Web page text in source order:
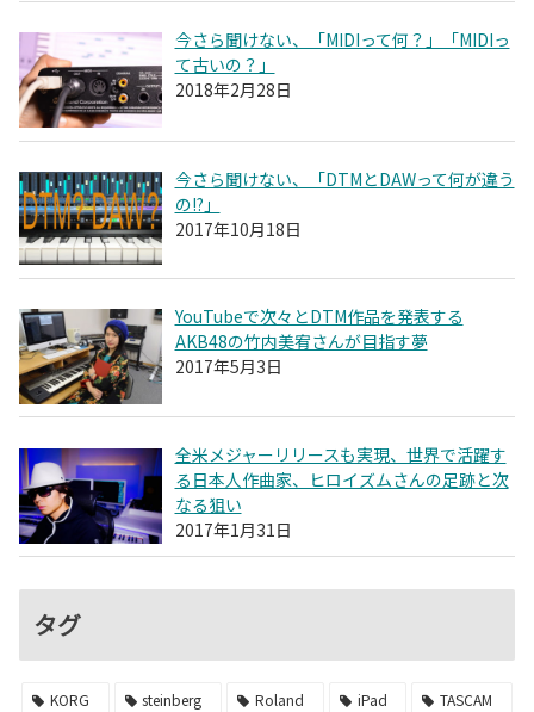
今さら聞けない、「MIDIって何？」「MIDIっ
て古いの？」
2018年2月28日
今さら聞けない、「DTMとDAWって何が違う
の!?」
2017年10月18日
YouTubeで次々とDTM作品を発表する
AKB48の竹内美宥さんが目指す夢
2017年5月3日
全米メジャーリリースも実現、世界で活躍す
る日本人作曲家、ヒロイズムさんの足跡と次
なる狙い
2017年1月31日
タグ
KORG steinberg Roland iPad
TASCAM